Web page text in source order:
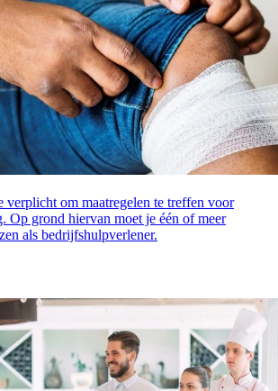
verplicht om maatregelen te treffen voor
Op grond hiervan moet je één of meer
als bedrijfshulpverlener.